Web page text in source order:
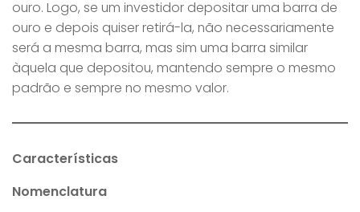
ouro. Logo, se um investidor depositar uma barra de
ouro e depois quiser retirá-la, não necessariamente
será a mesma barra, mas sim uma barra similar
àquela que depositou, mantendo sempre o mesmo
padrão e sempre no mesmo valor.
Características
Nomenclatura